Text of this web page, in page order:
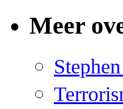
Meer